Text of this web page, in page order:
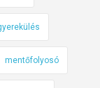
mentőfolyosó